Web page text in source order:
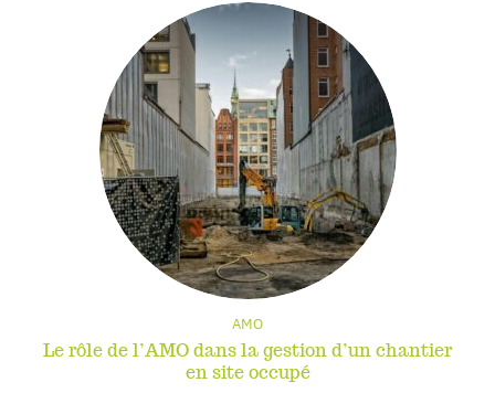
AMO
Le rôle de l’AMO dans la gestion d’un chantier
en site occupé